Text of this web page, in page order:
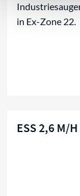
in Ex-Zone 22.
ESS 2,6 M/